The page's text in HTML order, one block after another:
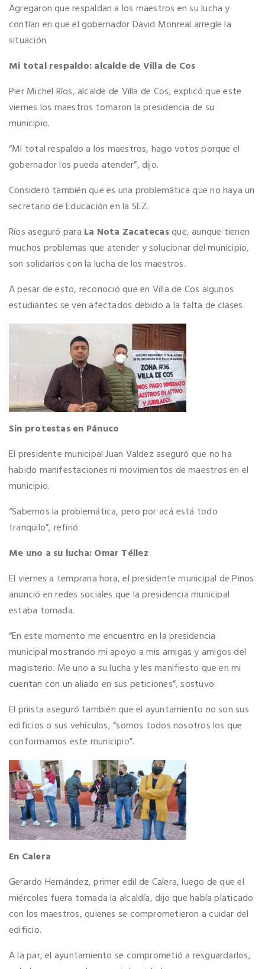
Agregaron que respaldan a los maestros en su lucha y
confían en que el gobernador David Monreal arregle la
situación.
Mi total respaldo: alcalde de Villa de Cos
Pier Michel Ríos, alcalde de Villa de Cos, explicó que este
viernes los maestros tomaron la presidencia de su
municipio.
“Mi total respaldo a los maestros, hago votos porque el
gobernador los pueda atender”, dijo.
Consideró también que es una problemática que no haya un
secretario de Educación en la SEZ.
Ríos aseguró para La Nota Zacatecasque, aunque tienen
muchos problemas que atender y solucionar del municipio,
son solidarios con la lucha de los maestros.
A pesar de esto, reconoció que en Villa de Cos algunos
estudiantes se ven afectados debido a la falta de clases.
Sin protestas en Pánuco
El presidente municipal Juan Valdez aseguró que no ha
habido manifestaciones ni movimientos de maestros en el
municipio.
“Sabemos la problemática, pero por acá está todo
tranquilo”, refirió.
Me uno a su lucha: Omar Téllez
El viernes a temprana hora, el presidente municipal de Pinos
anunció en redes sociales que la presidencia municipal
estaba tomada.
“En este momento me encuentro en la presidencia
municipal mostrando mi apoyo a mis amigas y amigos del
magisterio. Me uno a su lucha y les manifiesto que en mi
cuentan con un aliado en sus peticiones”, sostuvo.
El priista aseguró también que el ayuntamiento no son sus
edificios o sus vehículos, “somos todos nosotros los que
conformamos este municipio”.
En Calera
Gerardo Hernández, primer edil de Calera, luego de que el
miércoles fuera tomada la alcaldía, dijo que había platicado
con los maestros, quienes se comprometieron a cuidar del
edificio.
A la par, el ayuntamiento se comprometió a resguardarlos,